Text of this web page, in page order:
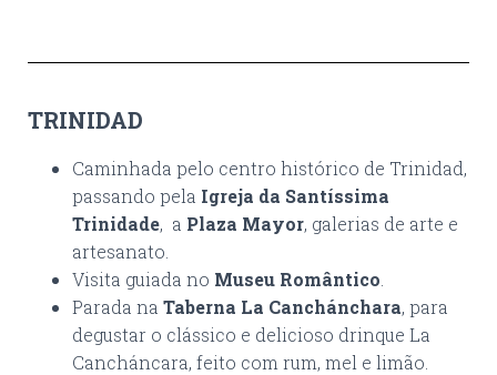
TRINIDAD
Caminhada pelo centro histórico de Trinidad,
passando pela Igreja da Santíssima
Trinidade, a Plaza Mayor, galerias de arte e
artesanato.
Visita guiada no Museu Romântico
Parada na Taberna La Canchánchara, para
degustar o clássico e delicioso drinque La
Cancháncara, feito com rum, mel e limão.